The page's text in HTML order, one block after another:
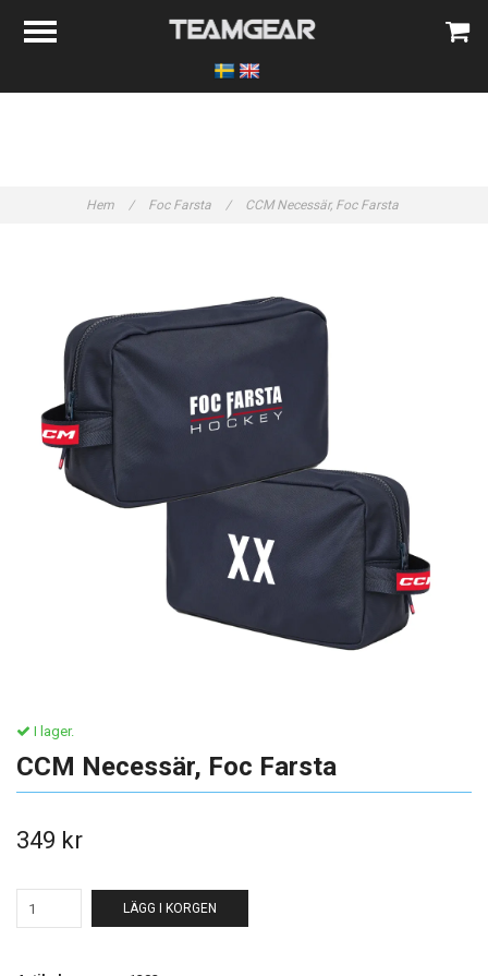
Hem / Foc Farsta / CCM Necessär, Foc Farsta
I lager.
CCM Necessär, Foc Farsta
349 kr
LÄGG I KORGEN